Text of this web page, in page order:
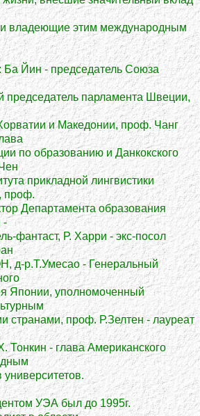
владеющие этим международным
Ба Йин - председатель Союза
председатель парламента Швеции,
и Македонии, проф. Чанг
по образованию и Данкокского
прикладной лингвистики
проф.
Департамента образования
-
фантаст, Р. Харри - экс-посол
д-р.Т.Умесао - Генеральный
Японии, уполномоченный
странами, проф. Р.Зелтен - лауреат
Тонкин - глава Американского
УЭА был до 1995г.